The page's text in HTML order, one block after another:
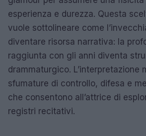
esperienza e durezza. Questa
vuole sottolineare come
diventare risorsa narrativa: la
raggiunta con gli anni diventa
drammaturgico. L’interpretazione
sfumature di controllo, difesa e
che consentono all’attrice di
registri recitativi.